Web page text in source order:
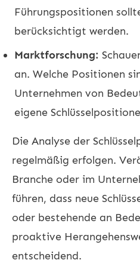
Führungspositionen
berücksichtigt werden.
Marktforschung:
an. Welche Positionen
Unternehmen von
eigene
Die Analyse der
regelmäßig erfolgen.
Branche oder im
führen, dass neue
oder bestehende an
proaktive
entscheidend.